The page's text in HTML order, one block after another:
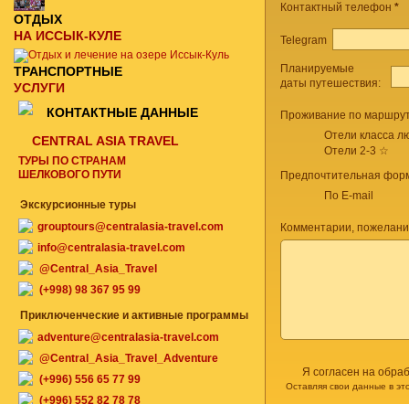
Контактный телефон *
Telegram
Планируемые
даты путешествия:
Проживание по
Отели класса
Отели 2-3 ☆
Предпочтительная
По E-mail
Комментарии,
Я согласен на
Оставляя свои данные в
ОТДЫХ
НА ИССЫК-КУЛЕ
ТРАНСПОРТНЫЕ
УСЛУГИ
КОНТАКТНЫЕ ДАННЫЕ
CENTRAL ASIA TRAVEL
ТУРЫ ПО СТРАНАМ
ШЕЛКОВОГО ПУТИ
Экскурсионные туры
grouptours@centralasia-travel.com
info@centralasia-travel.com
@Central_Asia_Travel
(+998) 98 367 95 99
Приключенческие и активные программы
adventure@centralasia-travel.com
@Central_Asia_Travel_Adventure
(+996) 556 65 77 99
(+996) 552 82 78 78